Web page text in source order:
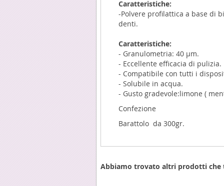
Caratteristiche:
-Polvere profilattica a base di
denti.
Caratteristiche:
- Granulometria: 40 µm.
- Eccellente efficacia di pulizia.
- Compatibile con tutti i
- Solubile in acqua.
- Gusto gradevole:limone (
Confezione
Barattolo da 300gr.
Abbiamo trovato altri prodotti che